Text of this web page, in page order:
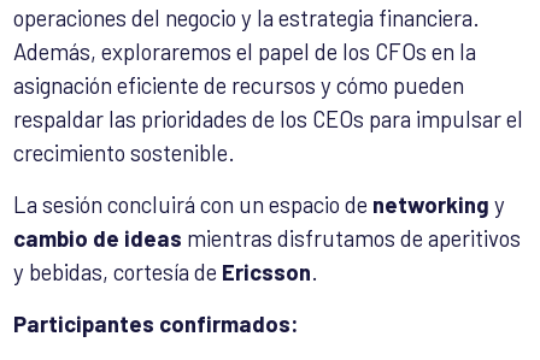
operaciones del negocio y la estrategia financiera.
Además, exploraremos el papel de los CFOs en la
asignación eficiente de recursos y cómo pueden
respaldar las prioridades de los CEOs para impulsar el
crecimiento sostenible.
La sesión concluirá con un espacio de networking y
cambio de ideas mientras disfrutamos de aperitivos
y bebidas, cortesía de Ericsson.
Participantes confirmados: